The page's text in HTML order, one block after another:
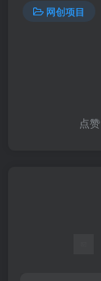
网创项目
点赞